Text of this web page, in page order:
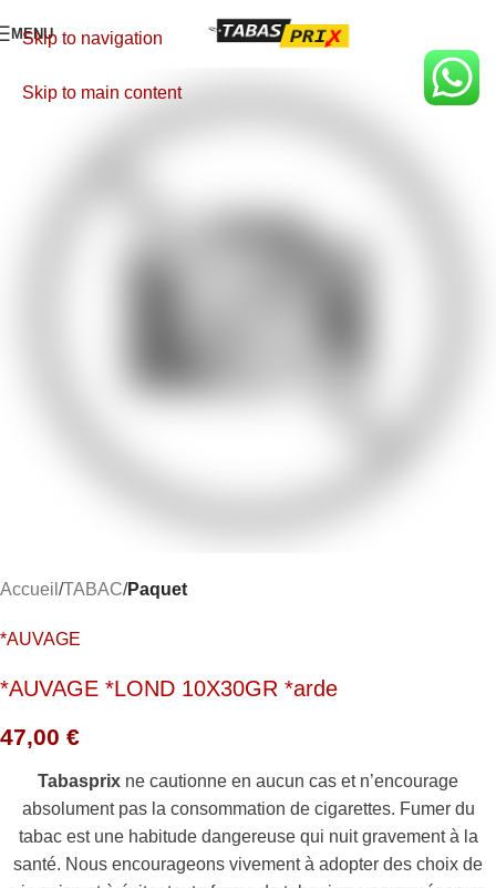
Skip to navigation
Skip to main content
MENU
Accueil TABAC Paquet
*AUVAGE
*AUVAGE *LOND 10X30GR *arde
47,00 €
Tabasprix ne cautionne en aucun cas et n’encourage
absolument pas la consommation de cigarettes. Fumer du
tabac est une habitude dangereuse qui nuit gravement à la
santé. Nous encourageons vivement à adopter des choix de